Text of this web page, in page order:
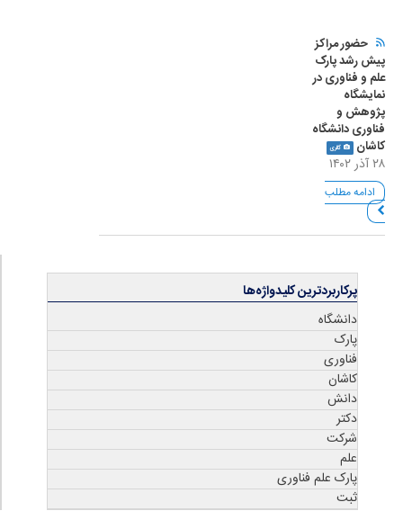
حضور مراکز
پیش رشد پارک
علم و فناوری در
نمایشگاه
پژوهش و
فناوری دانشگاه
کاشان
گالری
۲۸ آذر ۱۴۰۲
ادامه مطلب
پرکاربردترین کلیدواژه‌ها
دانشگاه
پارک
فناوری
کاشان
دانش
دکتر
شرکت
علم
پارک علم فناوری
ثبت